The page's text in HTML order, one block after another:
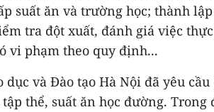
suất ăn và trường học; thành
tra đột xuất, đánh giá việc
vi phạm theo quy định...
dục và Đào tạo Hà Nội đã yêu
thể, suất ăn học đường.